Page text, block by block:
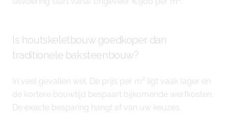
Is houtskeletbouw goedkoper dan
traditionele baksteenbouw?
In veel gevallen wel. De prijs per m² ligt vaak lager en
de kortere bouwtijd bespaart bijkomende werfkosten.
De exacte besparing hangt af van uw keuzes.